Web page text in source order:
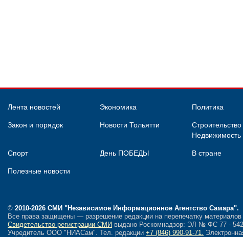
Лента новостей Экономика Политика
Закон и порядок Новости Тольятти
Строительство
Недвижимость
Спорт День ПОБЕДЫ В стране
Полезные новости
© 2010-2026 СМИ "Независимое Информационное Агентство Самара".
Все права защищены — разрешение редакции на перепечатку
Свидетельство регистрации СМИ выдано Роскомнадзор: ЭЛ № ФС 77 -
Учредитель ООО "НИАСам". Тел. редакции +7 (846) 990-91-71.